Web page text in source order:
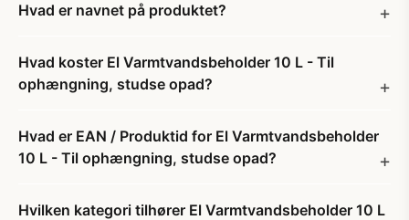
Hvad er navnet på produktet?
Hvad koster El Varmtvandsbeholder 10 L - Til
ophængning, studse opad?
Hvad er EAN / Produktid for El Varmtvandsbeholder
10 L - Til ophængning, studse opad?
Hvilken kategori tilhører El Varmtvandsbeholder 10 L